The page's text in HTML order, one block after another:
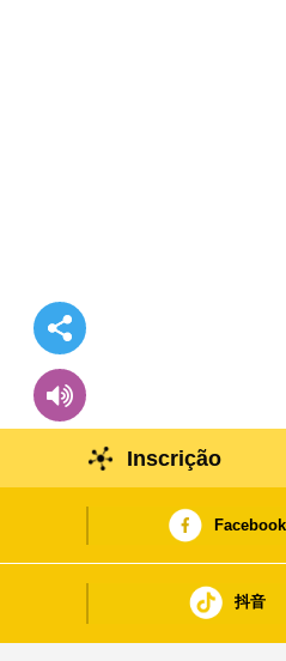
Inscrição
Facebook
抖音